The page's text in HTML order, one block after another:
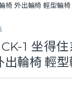
椅 外出輪椅 輕型輪椅
1 坐得
出輪椅 輕型